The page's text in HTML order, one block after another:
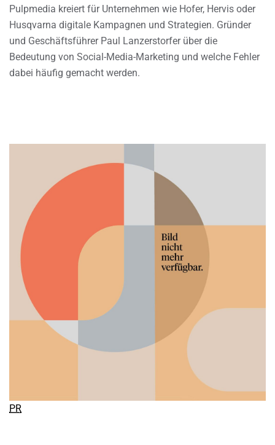
Pulpmedia kreiert für Unternehmen wie Hofer, Hervis oder
Husqvarna digitale Kampagnen und Strategien. Gründer
und Geschäftsführer Paul Lanzerstorfer über die
Bedeutung von Social-Media-Marketing und welche Fehler
dabei häufig gemacht werden.
PR